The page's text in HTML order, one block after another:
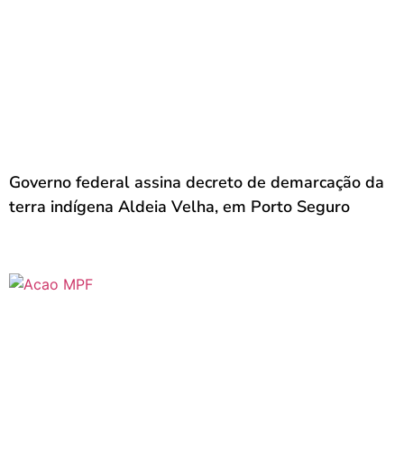
Governo federal assina decreto de demarcação da
terra indígena Aldeia Velha, em Porto Seguro